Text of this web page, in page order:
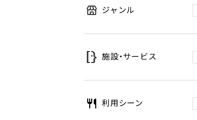
ジャンル
施設・サービス
利用シーン